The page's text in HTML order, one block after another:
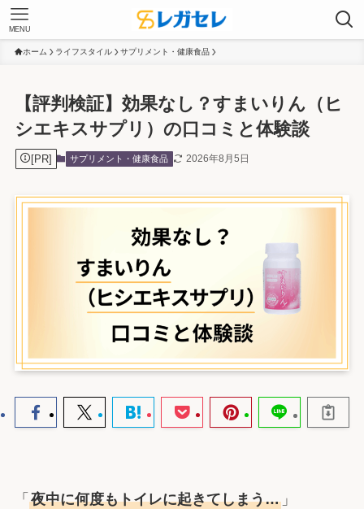
MENU
ホーム ライフスタイル サプリメント・健康食品
【評判検証】効果なし？すまいりん（ヒ
シエキスサプリ）の口コミと体験談
[PR] サプリメント・健康食品 2026年8月5日
「 夜中に何度もトイレに起きてしまう…」